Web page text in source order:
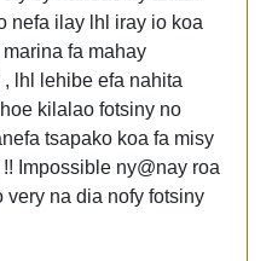
nefa ilay lhl iray io koa
fa mahay
lhl lehibe efa nahita
kilalao fotsiny no
tsapako koa fa misy
Impossible ny@nay roa
very na dia nofy fotsiny